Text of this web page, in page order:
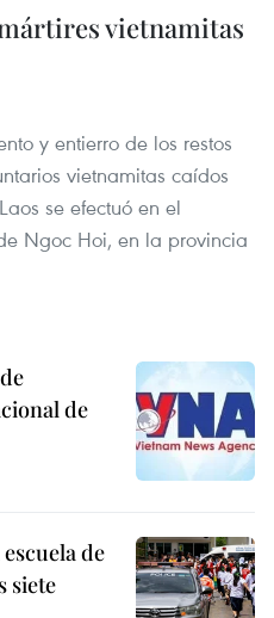
vietnamitas
y entierro de los restos
vietnamitas caídos
se efectuó en el
Ngoc Hoi, en la provincia
de
de
siete